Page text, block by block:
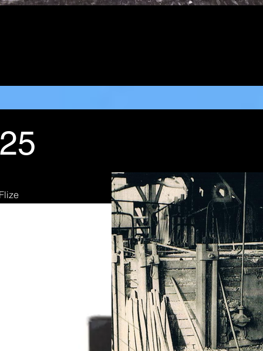
du XVIIIe siècle, le four à puddler se substitue au foyer
en plus grande quantité, sous l'action d'un puissant courant
four anglais>> est adopté dès le début des années 1820
Gendarme). De 1822 à 1826, 16 fours à puddler sont
compte 77 qui produisent 70 000 tonnes de fer puddlé. Un
de l' essor de l'acier..
la fonte en ébullition à 1500°) se fait d'abord manuellement
à être mécanisé dès les années 1850-1860. C'est un
supporter aussi la chaleur et respirer un air vicié par des